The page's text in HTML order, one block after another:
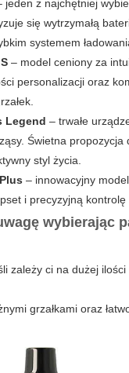
jeden z najchętniej
się wytrzymałą
systemem
– model ceniony za
personalizacji oraz
Legend – trwałe
Świetna propozycja
styl życia.
– innowacyjny
i precyzyjną kontrolę
wybierając
zależy ci na dużej
grzałkami oraz